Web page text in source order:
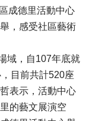
成德里活動中心
，感受社區藝術
域，自107年底就
目前共計520座
表示，活動中心
的藝文展演空